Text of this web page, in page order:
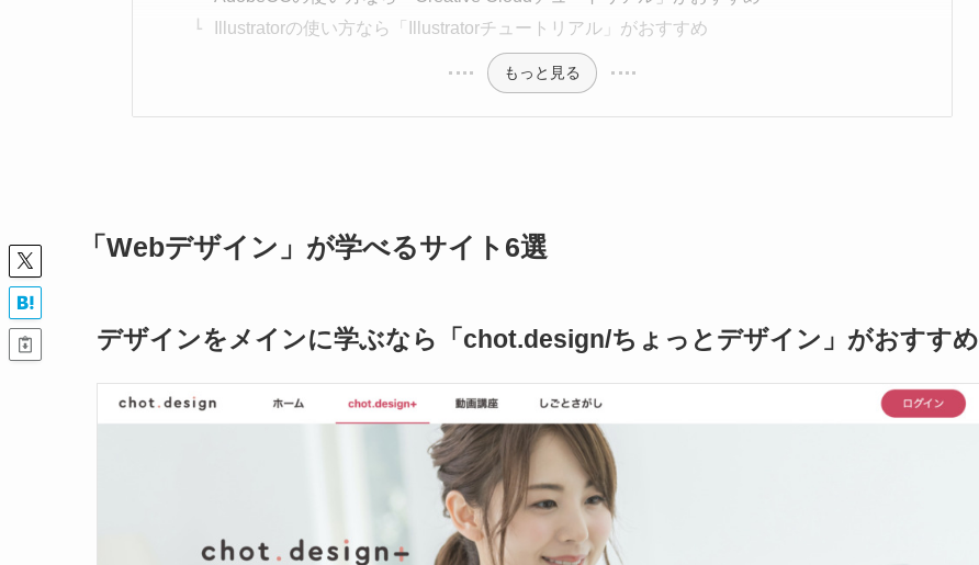
Illustratorの使い方なら「Illustratorチュートリアル」がおすすめ
もっと見る
「Webデザイン」が学べるサイト6選
デザインをメインに学ぶなら「chot.design/ちょっとデザイン」がおすすめ